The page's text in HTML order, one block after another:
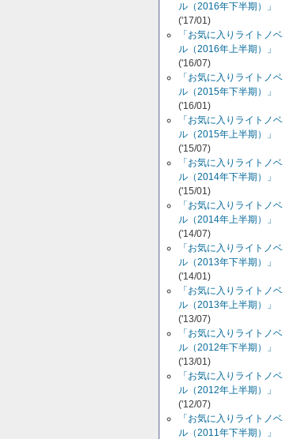
ル（2016年下半期）」
('17/01)
「お気に入りライトノベ
ル（2016年上半期）」
('16/07)
「お気に入りライトノベ
ル（2015年下半期）」
('16/01)
「お気に入りライトノベ
ル（2015年上半期）」
('15/07)
「お気に入りライトノベ
ル（2014年下半期）」
('15/01)
「お気に入りライトノベ
ル（2014年上半期）」
('14/07)
「お気に入りライトノベ
ル（2013年下半期）」
('14/01)
「お気に入りライトノベ
ル（2013年上半期）」
('13/07)
「お気に入りライトノベ
ル（2012年下半期）」
('13/01)
「お気に入りライトノベ
ル（2012年上半期）」
('12/07)
「お気に入りライトノベ
ル（2011年下半期）」